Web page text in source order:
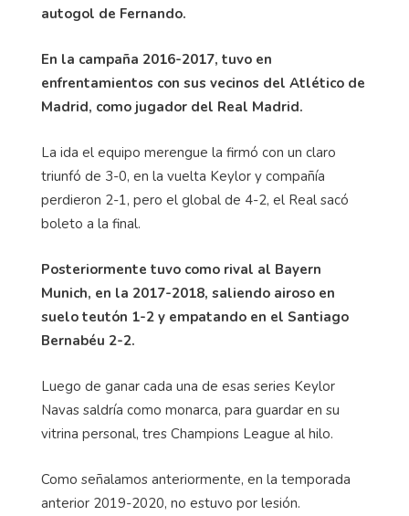
autogol de Fernando.
En la campaña 2016-2017, tuvo en
enfrentamientos con sus vecinos del Atlético de
Madrid, como jugador del Real Madrid.
La ida el equipo merengue la firmó con un claro
triunfó de 3-0, en la vuelta Keylor y compañía
perdieron 2-1, pero el global de 4-2, el Real sacó
boleto a la final.
Posteriormente tuvo como rival al Bayern
Munich, en la 2017-2018, saliendo airoso en
suelo teutón 1-2 y empatando en el Santiago
Bernabéu 2-2.
Luego de ganar cada una de esas series Keylor
Navas saldría como monarca, para guardar en su
vitrina personal, tres Champions League al hilo.
Como señalamos anteriormente, en la temporada
anterior 2019-2020, no estuvo por lesión.